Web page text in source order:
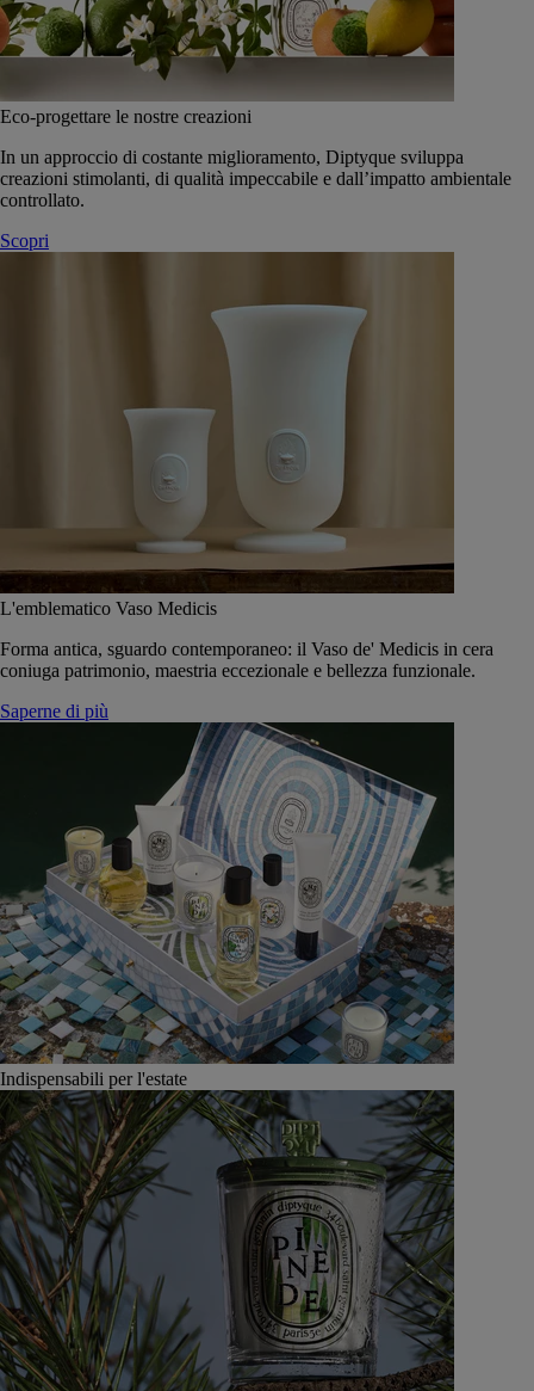
Eco-progettare le nostre creazioni
In un approccio di costante miglioramento, Diptyque sviluppa
creazioni stimolanti, di qualità impeccabile e dall’impatto ambientale
controllato.
Scopri
L'emblematico Vaso Medicis
Forma antica, sguardo contemporaneo: il Vaso de' Medicis in cera
coniuga patrimonio, maestria eccezionale e bellezza funzionale.
Saperne di più
Indispensabili per l'estate